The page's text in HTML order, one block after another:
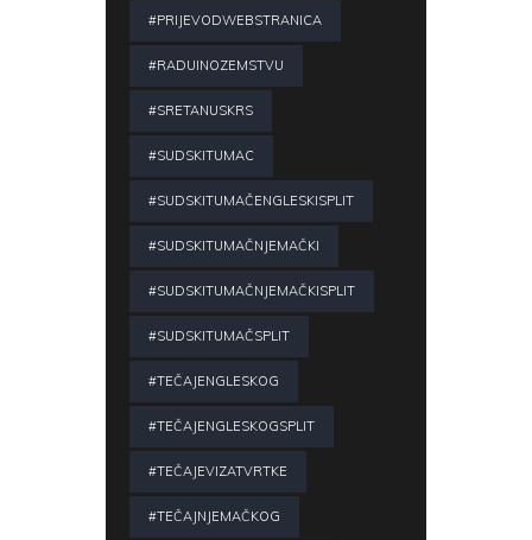
#PRIJEVODWEBSTRANICA
#RADUINOZEMSTVU
#SRETANUSKRS
#SUDSKITUMAC
#SUDSKITUMAČENGLESKISPLIT
#SUDSKITUMAČNJEMAČKI
#SUDSKITUMAČNJEMAČKISPLIT
#SUDSKITUMAČSPLIT
#TEČAJENGLESKOG
#TEČAJENGLESKOGSPLIT
#TEČAJEVIZATVRTKE
#TEČAJNJEMAČKOG